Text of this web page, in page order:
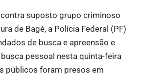
suposto grupo criminoso
de Bagé, a Polícia Federal (PF)
de busca e apreensão e
pessoal nesta quinta-feira
públicos foram presos em